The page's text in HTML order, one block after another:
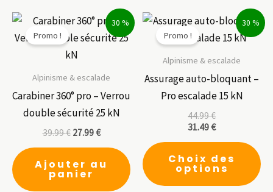
30 %
Promo !
Alpinisme & escalade
Carabiner 360° pro – Verrou
double sécurité 25 kN
39.99€ 27.99€
Ajouter au
panier
30 %
Promo !
Alpinisme & escalade
Assurage auto-bloquant –
Pro escalade 15 kN
44.99€
31.49€
Choix des
options